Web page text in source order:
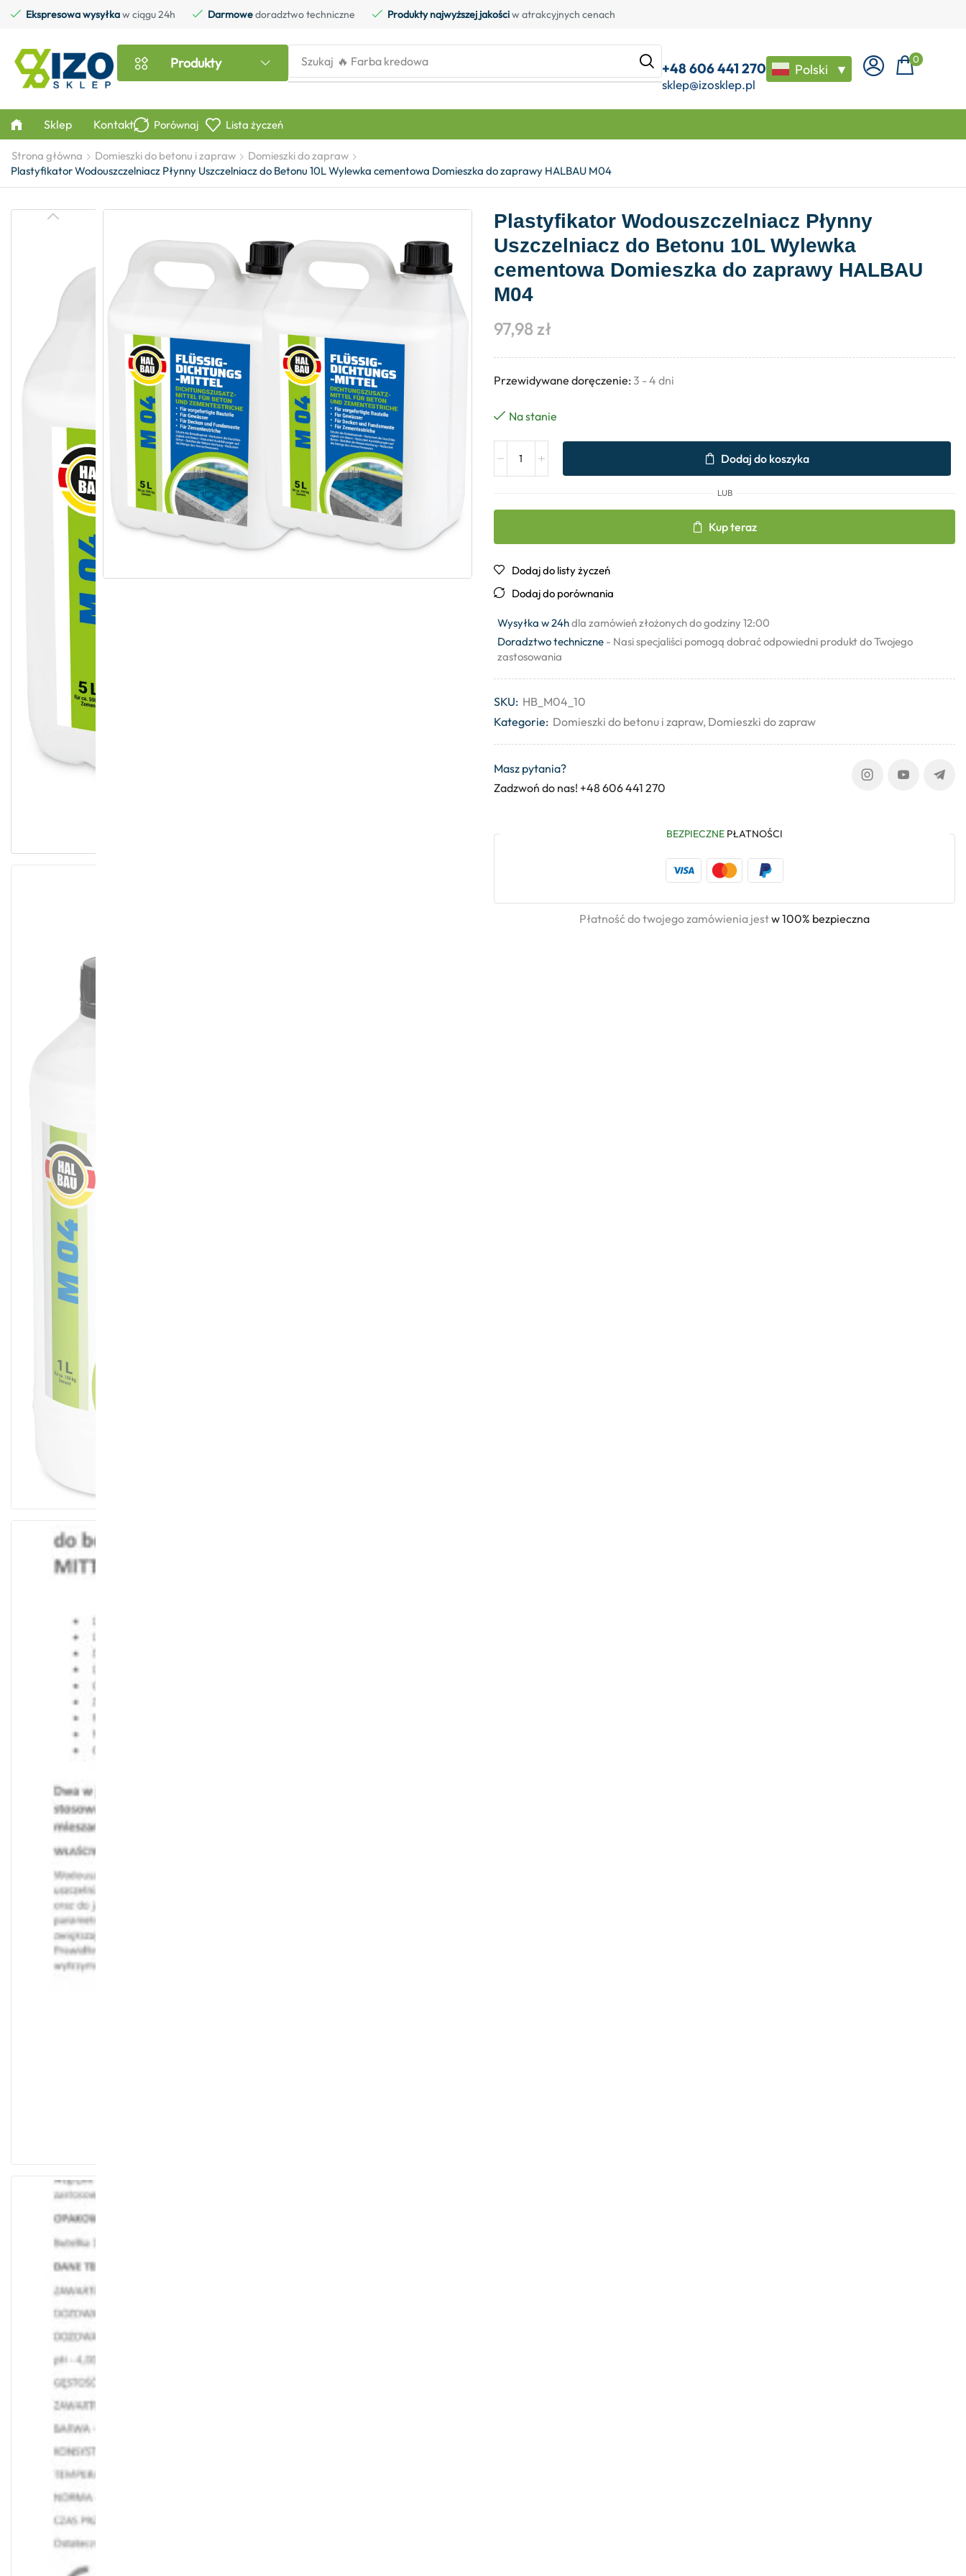
Ekspresowa wysyłkaw ciągu 24h Darmowedoradztwo techniczne Produkty najwyższej jakościw atrakcyjnych cenach
Produkty Szukaj 🔥 Farba kredowa +48 606 441 270
sklep@izosklep.pl
Polski ▼
0
Sklep Kontakt Porównaj Lista życzeń
Strona główna Domieszki do betonu i zapraw
Domieszki do zapraw
Plastyfikator Wodouszczelniacz Płynny Uszczelniacz do Betonu 10L Wylewka cementowa Domieszka do zaprawy HALBAU M04
Plastyfikator Wodouszczelniacz Płynny
Uszczelniacz do Betonu 10L Wylewka
cementowa Domieszka do zaprawy HALBAU
M04
97,98 zł
Przewidywane doręczenie: 3 - 4 dni
Na stanie
Dodaj do koszyka
LUB
Kup teraz
Dodaj do listy życzeń
Dodaj do porównania
Wysyłka w 24hdla zamówień złożonych do godziny 12:00
Doradztwo techniczne - Nasi specjaliści pomogą dobrać odpowiedni produkt do Twojego
zastosowania
SKU: HB_M04_10
Kategorie: Domieszki do betonu i zapraw, Domieszki do zapraw
Masz pytania?
Zadzwoń do nas! +48 606 441 270
BEZPIECZNE PŁATNOŚCI
Płatność do twojego zamówienia jestw 100% bezpieczna